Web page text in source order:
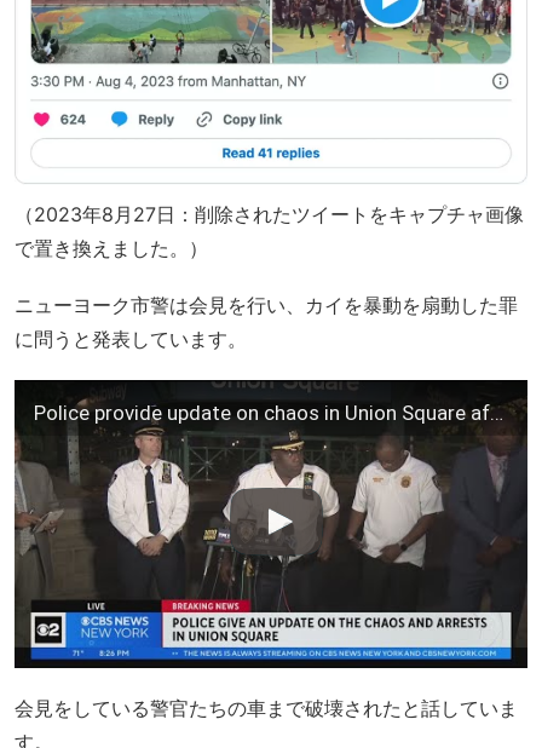
（2023年8月27日：削除されたツイートをキャプチャ画像
で置き換えました。）
ニューヨーク市警は会見を行い、カイを暴動を扇動した罪
に問うと発表しています。
Police provide update on chaos in Union Square after Kai Cenat giveaway
会見をしている警官たちの車まで破壊されたと話していま
す。